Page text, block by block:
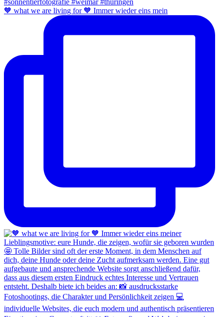
🧡 what we are living for 🧡 Immer wieder eins mein